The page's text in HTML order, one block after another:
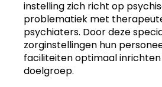
instelling zich richt op
problematiek met
psychiaters. Door deze
zorginstellingen hun
faciliteiten optimaal
doelgroep.